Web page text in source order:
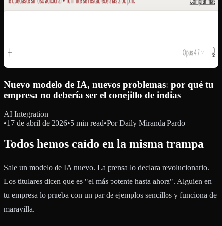
Nuevo modelo de IA, nuevos problemas: por qué tu
empresa no debería ser el conejillo de indias
AI Integration
•17 de abril de 2026•5 min read•Por Daily Miranda Pardo
Todos hemos caído en la misma trampa
Sale un modelo de IA nuevo. La prensa lo declara revolucionario.
Los titulares dicen que es "el más potente hasta ahora". Alguien en
tu empresa lo prueba con un par de ejemplos sencillos y funciona de
maravilla.